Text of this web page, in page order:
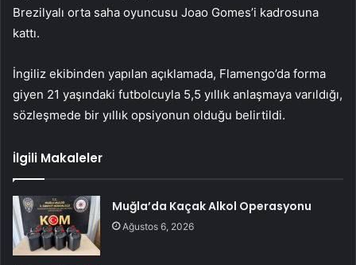
Brezilyalı orta saha oyuncusu Joao Gomes’i kadrosuna
kattı.
İngiliz ekibinden yapılan açıklamada, Flamengo’da forma
giyen 21 yaşındaki futbolcuyla 5,5 yıllık anlaşmaya varıldığı,
sözleşmede bir yıllık opsiyonun olduğu belirtildi.
İlgili Makaleler
Muğla’da Kaçak Alkol Operasyonu
Ağustos 6, 2026